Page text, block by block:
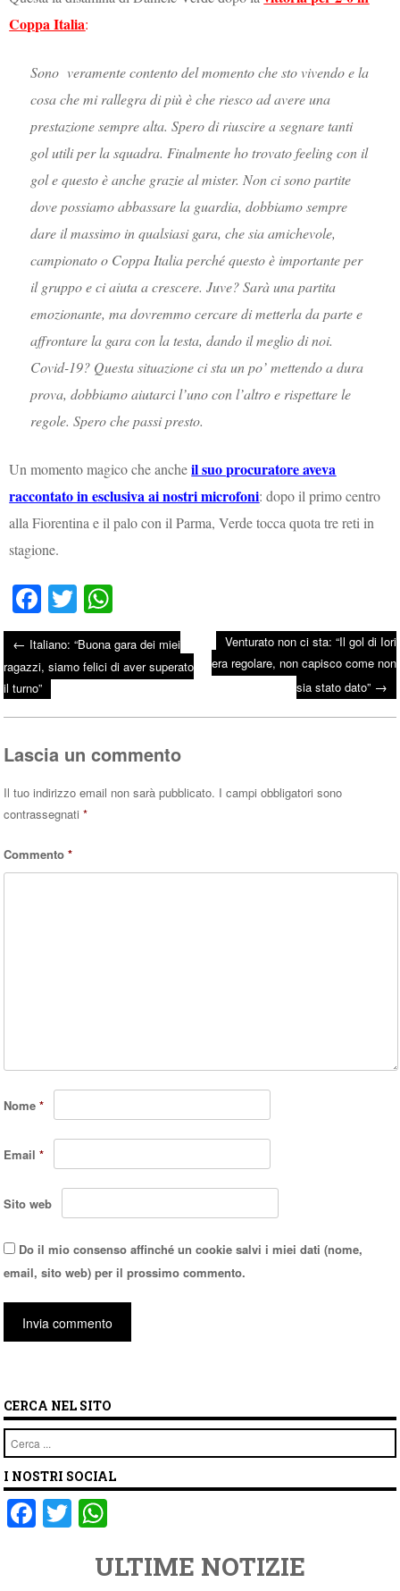
Coppa Italia:
Sono veramente contento del momento che sto vivendo e la
cosa che mi rallegra di più è che riesco ad avere una
prestazione sempre alta. Spero di riuscire a segnare tanti
gol utili per la squadra. Finalmente ho trovato feeling con il
gol e questo è anche grazie al mister. Non ci sono partite
dove possiamo abbassare la guardia, dobbiamo sempre
dare il massimo in qualsiasi gara, che sia amichevole,
campionato o Coppa Italia perché questo è importante per
il gruppo e ci aiuta a crescere. Juve? Sarà una partita
emozionante, ma dovremmo cercare di metterla da parte e
affrontare la gara con la testa, dando il meglio di noi.
Covid-19? Questa situazione ci sta un po’ mettendo a dura
prova, dobbiamo aiutarci l’uno con l’altro e rispettare le
regole. Spero che passi presto.
Un momento magico che ancheil suo procuratore aveva
raccontato in esclusiva ai nostri microfoni: dopo il primo centro
alla Fiorentina e il palo con il Parma, Verde tocca quota tre reti in
stagione.
Fa
ce
bo
ok
T
wi
tte
r
ha
ts
A
pp
Post navigation
← Italiano: “Buona gara dei miei
ragazzi, siamo felici di aver superato
il turno”
Venturato non ci sta: “Il gol di Iori
era regolare, non capisco come non
sia stato dato” →
Lascia un commento
Il tuo indirizzo email non sarà pubblicato. I campi obbligatori sono
contrassegnati*
Commento*
Nome*
Email*
Sito web
Do il mio consenso affinché un cookie salvi i miei dati (nome,
email, sito web) per il prossimo commento.
CERCA NEL SITO
Cerca
I NOSTRI SOCIAL
F T
at
ULTIME NOTIZIE